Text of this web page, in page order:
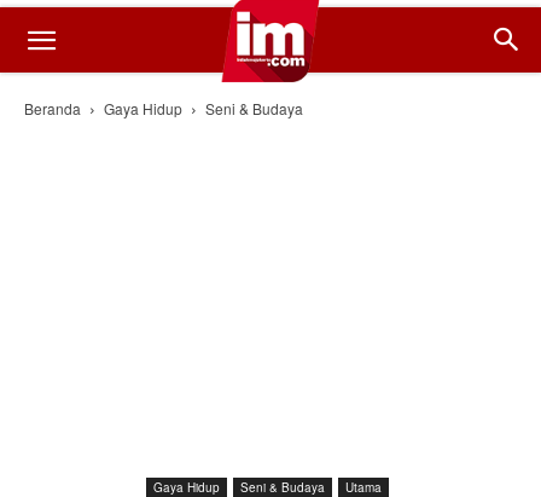
Beranda Gaya Hidup Seni & Budaya
Gaya Hidup Seni & Budaya Utama